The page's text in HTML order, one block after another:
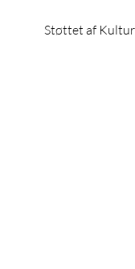
Støttet af